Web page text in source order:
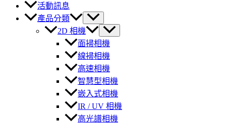
活動訊息
產品分類
2D 相機
面掃相機
線掃相機
高速相機
智慧型相機
嵌入式相機
IR / UV 相機
高光譜相機